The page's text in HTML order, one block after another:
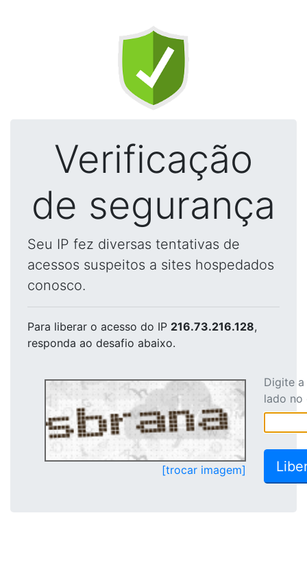
Verificação
de segurança
Seu IP fez diversas tentativas de
acessos suspeitos a sites hospedados
conosco.
Para liberar o acesso do IP 216.73.216.128,
responda ao desafio abaixo.
[trocar imagem]
Digite
lado no